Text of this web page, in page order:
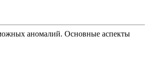
аномалий. Основные аспекты